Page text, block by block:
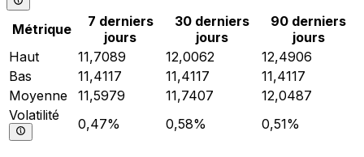
Métrique
7 derniers
jours
30 derniers
jours
90 derniers
jours
Haut
11,7089 12,0062
12,4906
Bas
11,4117 11,4117
11,4117
Moyenne
11,5979 11,7407
12,0487
Volatilité
0,47% 0,58% 0,51%